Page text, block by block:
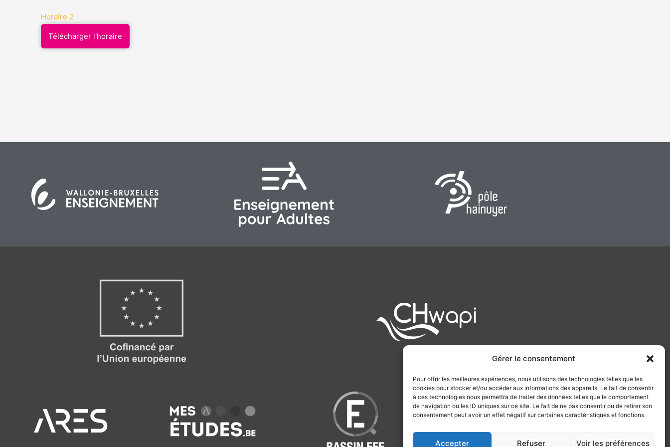
Gérer le consentement
Pour offrir les meilleures expériences, nous utilisons des technologies telles que les
cookies pour stocker et/ou accéder aux informations des appareils. Le fait de consentir
à ces technologies nous permettra de traiter des données telles que le comportement
de navigation ou les ID uniques sur ce site. Le fait de ne pas consentir ou de retirer son
consentement peut avoir un effet négatif sur certaines caractéristiques et fonctions.
Accepter Refuser Voir les préférences
Horaire 2
Télécharger l'horaire